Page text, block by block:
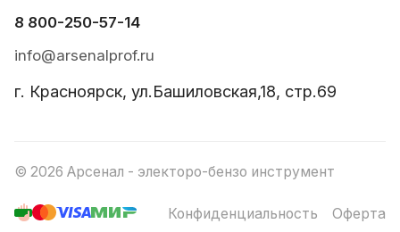
8 800-250-57-14
info@arsenalprof.ru
г. Красноярск, ул.Башиловская,18, стр.69
© 2026 Арсенал - электоро-бензо инструмент
Конфиденциальность Оферта